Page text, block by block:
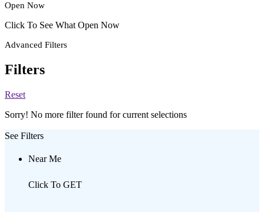
Open Now
Click To See What Open Now
Advanced Filters
Filters
Reset
Sorry! No more filter found for current selections
See Filters
Near Me
Click To GET